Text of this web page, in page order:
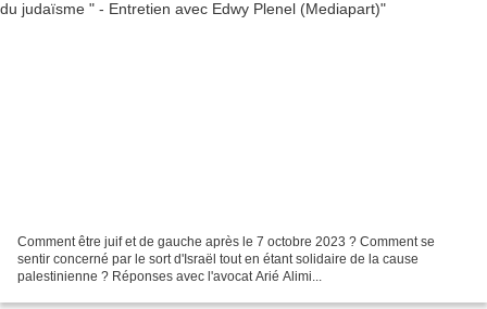
Comment être juif et de gauche après le 7 octobre 2023 ? Comment se
sentir concerné par le sort d'Israël tout en étant solidaire de la cause
palestinienne ? Réponses avec l'avocat Arié Alimi...